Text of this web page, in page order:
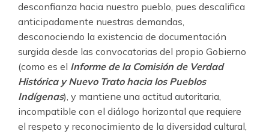
desconfianza hacia nuestro pueblo, pues descalifica
anticipadamente nuestras demandas,
desconociendo la existencia de documentación
surgida desde las convocatorias del propio Gobierno
(como es el Informe de la Comisión de Verdad
Histórica y Nuevo Trato hacia los Pueblos
Indígenas), y mantiene una actitud autoritaria,
incompatible con el diálogo horizontal que requiere
el respeto y reconocimiento de la diversidad cultural,